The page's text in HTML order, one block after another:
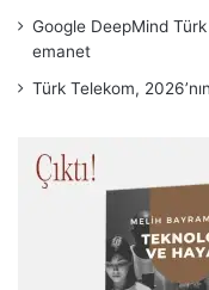
Google DeepMind
emanet
Türk Telekom,